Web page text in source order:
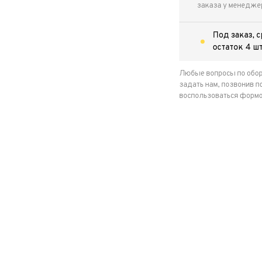
заказа у
Под заказ,
остаток 4
Любые вопросы по
задать нам, позвонив
воспользоваться